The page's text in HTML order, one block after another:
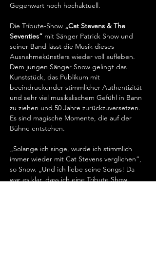
Gegenwart noch hochaktuell.
Die Tribute-Show „Cat Stevens & The
Seventies“ mit Sänger Patrick Snow und
seiner Band lässt die Musik dieses
Ausnahmekünstlers wieder voll aufleben.
Dem jungen Sänger Snow gelingt das
Kunststück, das Publikum mit
beeindruckender stimmlicher Authentizität
und sehr viel musikalischem Gefühl in Bann
zu ziehen und 50 Jahre zurückzuversetzen.
Es sind magische Momente, die auf der
Bühne entstehen.
„Solange ich singe, wurde ich stimmlich
immer wieder mit Cat Stevens verglichen“,
so Snow. „Und ich liebe seine Songs! Da
war es klar, dass ich eine Tribute Show